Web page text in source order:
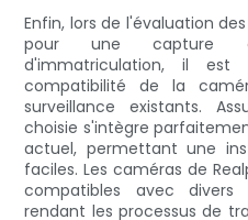
Enfin, lors de l'évaluation
pour une capture
d'immatriculation, il
compatibilité de la
surveillance existants.
choisie s'intègre
actuel, permettant une
faciles. Les caméras de
compatibles avec divers
rendant les processus de